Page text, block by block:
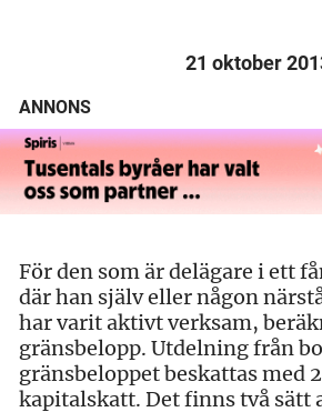
21 oktober
ANNONS
För den som är delägare i ett
där han själv eller någon
har varit aktivt verksam,
gränsbelopp. Utdelning från
gränsbeloppet beskattas med
kapitalskatt. Det finns två sätt